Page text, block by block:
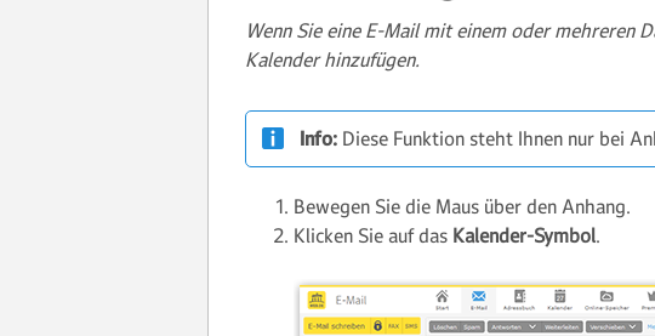
Wenn Sie eine E-Mail mit einem oder mehreren
Kalender hinzufügen.
Info: Diese Funktion steht Ihnen nur bei
Bewegen Sie die Maus über den Anhang.
Klicken Sie auf das Kalender-Symbol.